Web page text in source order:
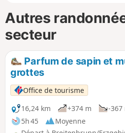
Autres
secteur
Parfum de sapin et
grottes
Office de tourisme
16,24 km
+374 m
-367
5h 45
Moyenne